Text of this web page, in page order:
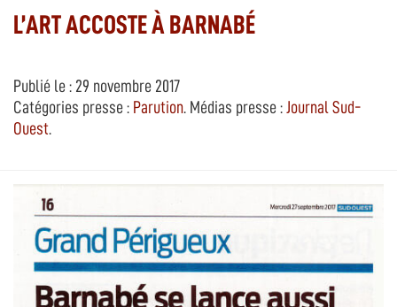
L’ART ACCOSTE À BARNABÉ
Publié le : 29 novembre 2017
Catégories presse : Parution. Médias presse : Journal Sud-
Ouest.